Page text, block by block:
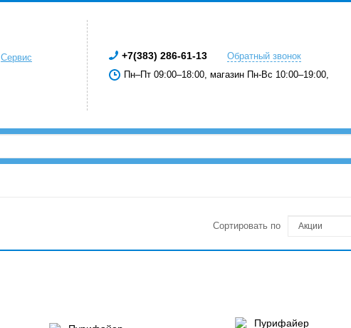
Сервис
+7(383) 286-61-13
Обратный звонок
Пн–Пт 09:00–18:00, магазин Пн-Вс 10:00–19:00,
Сортировать по